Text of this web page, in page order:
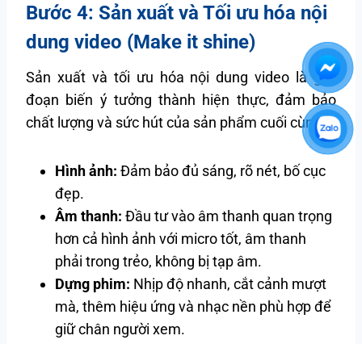
Bước 4: Sản xuất và Tối ưu hóa nội
dung video (Make it shine)
Sản xuất và tối ưu hóa nội dung video là giai
đoạn biến ý tưởng thành hiện thực, đảm bảo
chất lượng và sức hút của sản phẩm cuối cùng.
Hình ảnh: Đảm bảo đủ sáng, rõ nét, bố cục
đẹp.
Âm thanh: Đầu tư vào âm thanh quan trọng
hơn cả hình ảnh với micro tốt, âm thanh
phải trong trẻo, không bị tạp âm.
Dựng phim: Nhịp độ nhanh, cắt cảnh mượt
mà, thêm hiệu ứng và nhạc nền phù hợp để
giữ chân người xem.